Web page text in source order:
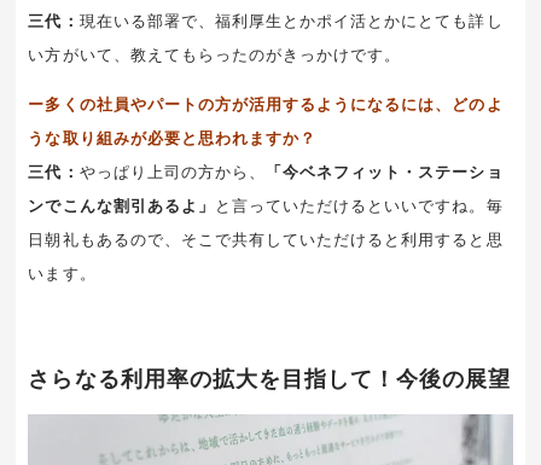
三代： 現在いる部署で、福利厚生とかポイ活とかにとても詳し
い方がいて、教えてもらったのがきっかけです。
ー多くの社員やパートの方が活用するようになるには、どのよ
うな取り組みが必要と思われますか？
三代： やっぱり上司の方から、
「今ベネフィット・ステーショ
ンでこんな割引あるよ」
と言っていただけるといいですね。毎
日朝礼もあるので、そこで共有していただけると利用すると思
います。
さらなる利用率の拡大を目指して！今後の展望